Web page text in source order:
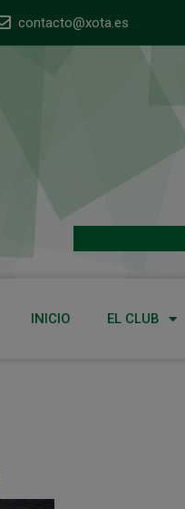
contacto@xota.es
INICIO EL CLUB